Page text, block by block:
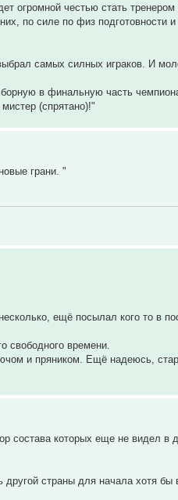
огромной честью стать
по силе по физ
самых силных играков. И
в финальную часть
(спрятано)!"
грани. "
ещё посылал кого то в
свободного времени.
и пряником. Ещё надеюсь,
состава которых еще не видел в
другой страны для начала хотя